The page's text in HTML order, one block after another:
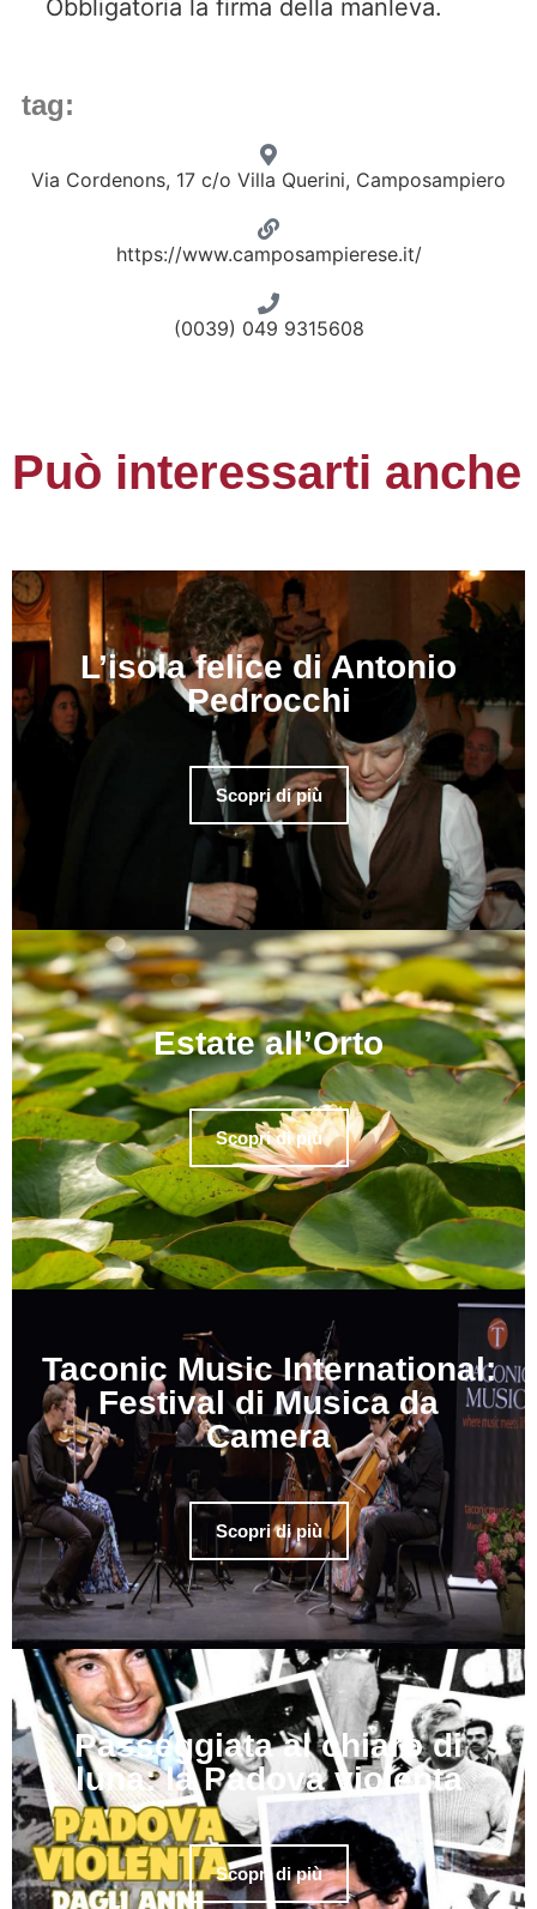
Obbligatoria la firma della manleva.
tag:
Via Cordenons, 17 c/o Villa Querini, Camposampiero
https://www.camposampierese.it/
(0039) 049 9315608
Può interessarti anche
L’isola felice di Antonio
Pedrocchi
Scopri di più
Estate all’Orto
Scopri di più
Taconic Music International:
Festival di Musica da
Camera
Scopri di più
Passeggiata al chiaro di
luna: la Padova violenta
Scopri di più